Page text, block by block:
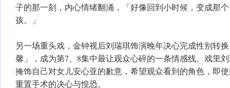
子的那一刻，内心情绪翻涌，「好像回到小时候，变成那
孩。」
另一场重头戏，金钟视后刘瑞琪饰演晚年决心完成性别转
馨」，成为第7、8集中最让观众心碎的一条情感线。戏里
掩饰自己对女儿安心亚的歉意，希望观众看到的角色，即
重置手术的决心与惶恐。